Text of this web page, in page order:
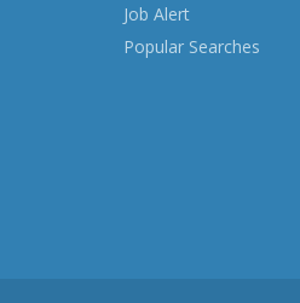
Job Alert
Popular Searches